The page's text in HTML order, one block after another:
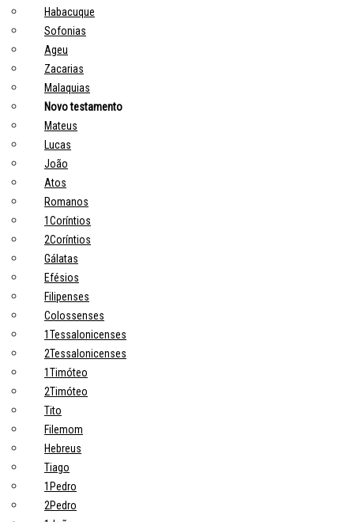
Habacuque
Sofonias
Ageu
Zacarias
Malaquias
Novo testamento
Mateus
Lucas
João
Atos
Romanos
1Coríntios
2Coríntios
Gálatas
Efésios
Filipenses
Colossenses
1Tessalonicenses
2Tessalonicenses
1Timóteo
2Timóteo
Tito
Filemom
Hebreus
Tiago
1Pedro
2Pedro